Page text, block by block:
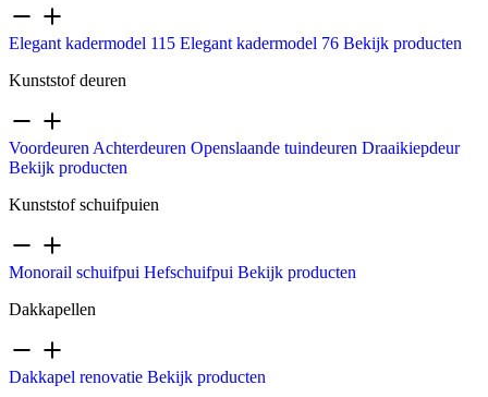
Elegant kadermodel 115 Elegant kadermodel 76 Bekijk producten
Kunststof deuren
Voordeuren Achterdeuren Openslaande tuindeuren Draaikiepdeur
Bekijk producten
Kunststof schuifpuien
Monorail schuifpui Hefschuifpui Bekijk producten
Dakkapellen
Dakkapel renovatie Bekijk producten